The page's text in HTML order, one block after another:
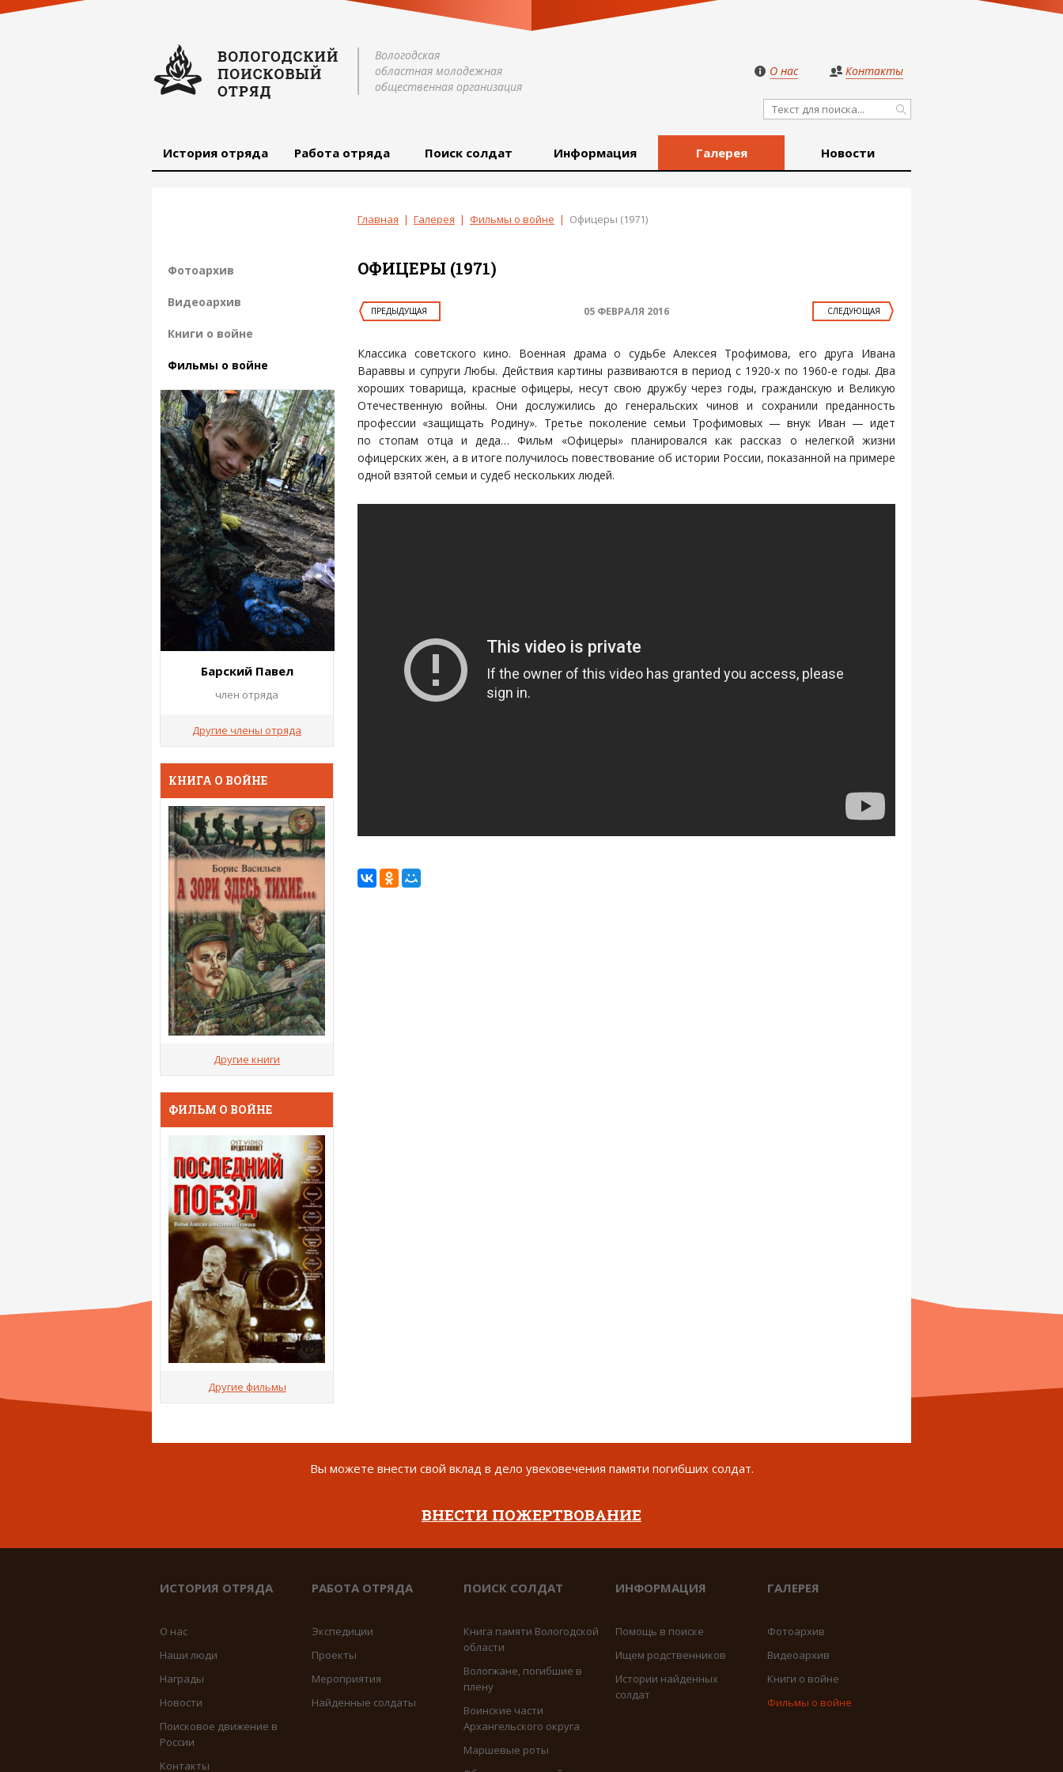
Вологодская
областная молодежная
общественная организация
О нас Контакты
История отряда Работа отряда Поиск солдат Информация Галерея Новости
Главная | Галерея | Фильмы о войне | Офицеры (1971)
ОФИЦЕРЫ (1971)
ПРЕДЫДУЩАЯ СЛЕДУЮЩАЯ
05 ФЕВРАЛЯ 2016
Классика советского кино. Военная драма о судьбе Алексея Трофимова, его друга Ивана
Вараввы и супруги Любы. Действия картины развиваются в период с 1920-х по 1960-е годы. Два
хороших товарища, красные офицеры, несут свою дружбу через годы, гражданскую и Великую
Отечественную войны. Они дослужились до генеральских чинов и сохранили преданность
профессии «защищать Родину». Третье поколение семьи Трофимовых — внук Иван — идет
по стопам отца и деда… Фильм «Офицеры» планировался как рассказ о нелегкой жизни
офицерских жен, а в итоге получилось повествование об истории России, показанной на примере
одной взятой семьи и судеб нескольких людей.
Фотоархив
Видеоархив
Книги о войне
Фильмы о войне
Барский Павел
член отряда
Другие члены отряда
КНИГА О ВОЙНЕ
Другие книги
ФИЛЬМ О ВОЙНЕ
Другие фильмы
Вы можете внести свой вклад в дело увековечения памяти погибших солдат.
ВНЕСТИ ПОЖЕРТВОВАНИЕ
ИСТОРИЯ ОТРЯДА
О нас
Наши люди
Награды
Новости
Поисковое движение в
России
Контакты
РАБОТА ОТРЯДА
Экспедиции
Проекты
Мероприятия
Найденные солдаты
ПОИСК СОЛДАТ
Книга памяти Вологодской
области
Вологжане, погибшие в
плену
Воинские части
Архангельского округа
Маршевые роты
ИНФОРМАЦИЯ
Помощь в поиске
Ищем родственников
Истории найденных
солдат
ГАЛЕРЕЯ
Фотоархив
Видеоархив
Книги о войне
Фильмы о войне